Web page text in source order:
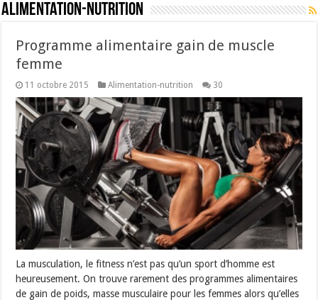
Alimentation-nutrition
Programme alimentaire gain de muscle
femme
11 octobre 2015 Alimentation-nutrition 30
La musculation, le fitness n’est pas qu’un sport d’homme est
heureusement. On trouve rarement des programmes alimentaires
de gain de poids, masse musculaire pour les femmes alors qu’elles